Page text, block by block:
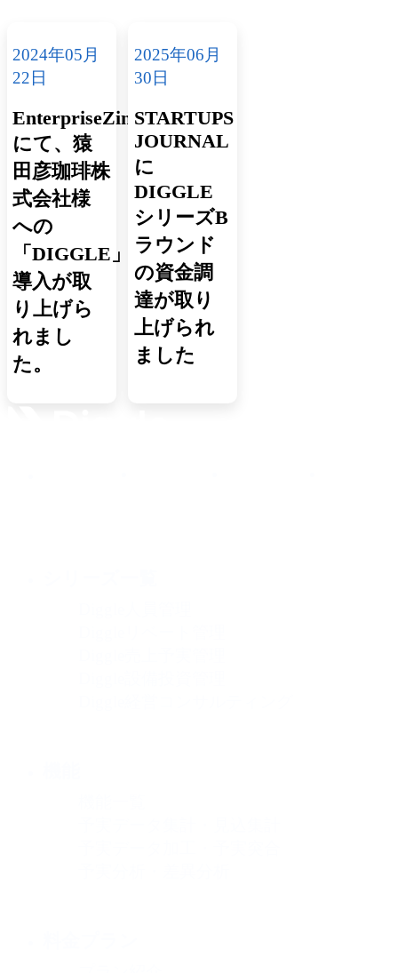
2024年05月
22日
EnterpriseZine
にて、猿
田彦珈琲株
式会社様
への
「DIGGLE」
導入が取
り上げら
れまし
た。
2025年06月
30日
STARTUPS
JOURNAL
に
DIGGLE
シリーズB
ラウンド
の資金調
達が取り
上げられ
ました